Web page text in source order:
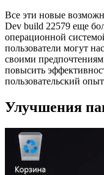
Все эти новые
Dev build 22579 еще
операционной
пользователи могут
своими
повысить
пользовательский
Улучшения